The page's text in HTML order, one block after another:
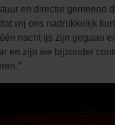
en directie gemeend
wij ons nadrukkelijk
nacht ijs zijn gegaan
en zijn we bijzonder